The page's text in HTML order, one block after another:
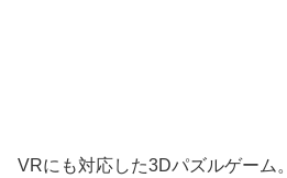
VRにも対応した3Dパズルゲーム。